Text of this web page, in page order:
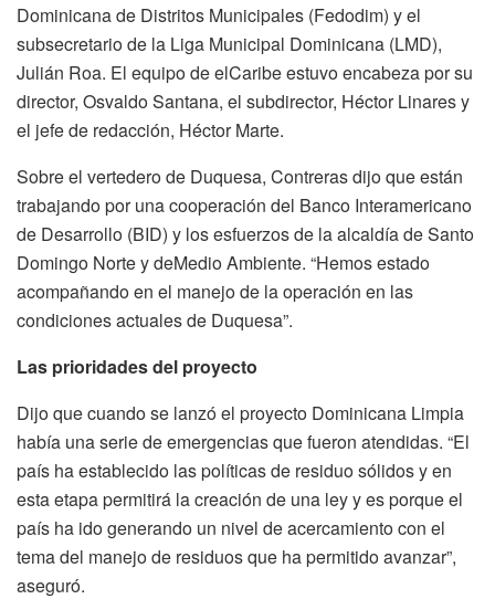
Dominicana de Distritos Municipales (Fedodim) y el
subsecretario de la Liga Municipal Dominicana (LMD),
Julián Roa. El equipo de elCaribe estuvo encabeza por su
director, Osvaldo Santana, el subdirector, Héctor Linares y
el jefe de redacción, Héctor Marte.
Sobre el vertedero de Duquesa, Contreras dijo que están
trabajando por una cooperación del Banco Interamericano
de Desarrollo (BID) y los esfuerzos de la alcaldía de Santo
Domingo Norte y deMedio Ambiente. “Hemos estado
acompañando en el manejo de la operación en las
condiciones actuales de Duquesa”.
Las prioridades del proyecto
Dijo que cuando se lanzó el proyecto Dominicana Limpia
había una serie de emergencias que fueron atendidas. “El
país ha establecido las políticas de residuo sólidos y en
esta etapa permitirá la creación de una ley y es porque el
país ha ido generando un nivel de acercamiento con el
tema del manejo de residuos que ha permitido avanzar”,
aseguró.